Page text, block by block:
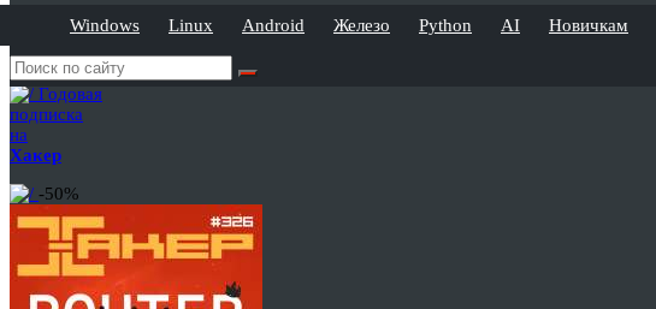
Windows Linux Android Железо Python AI Новичкам
Годовая
подписка
на
Хакер
-50%